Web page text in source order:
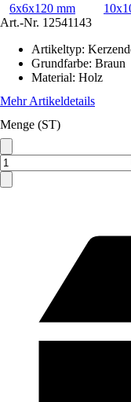
6x6x120 mm
Art.-Nr. 12541143
Artikeltyp:
Grundfarbe: Braun
Material: Holz
Mehr Artikeldetails
Menge (ST)